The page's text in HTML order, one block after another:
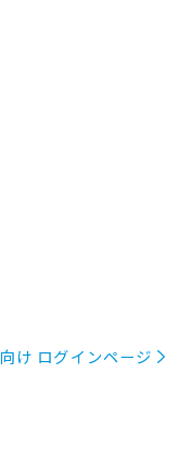
け ログインページ